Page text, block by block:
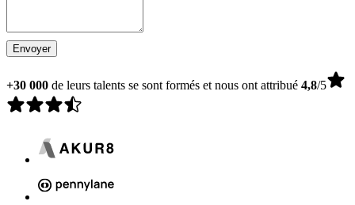
Envoyer
+30 000 de leurs talents se sont formés et nous ont attribué 4,8/5